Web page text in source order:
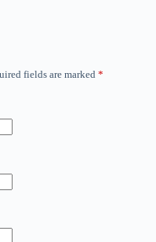
fields are marked *